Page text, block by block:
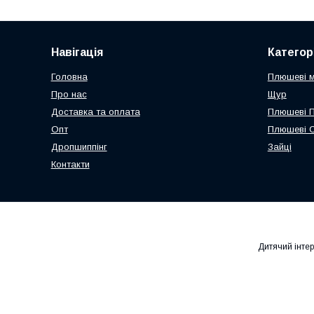
Навігація
Головна
Про нас
Доставка та оплата
Опт
Дропшиппінг
Контакти
Плюшеві
Щур
Плюшеві
Плюшеві
Зайці